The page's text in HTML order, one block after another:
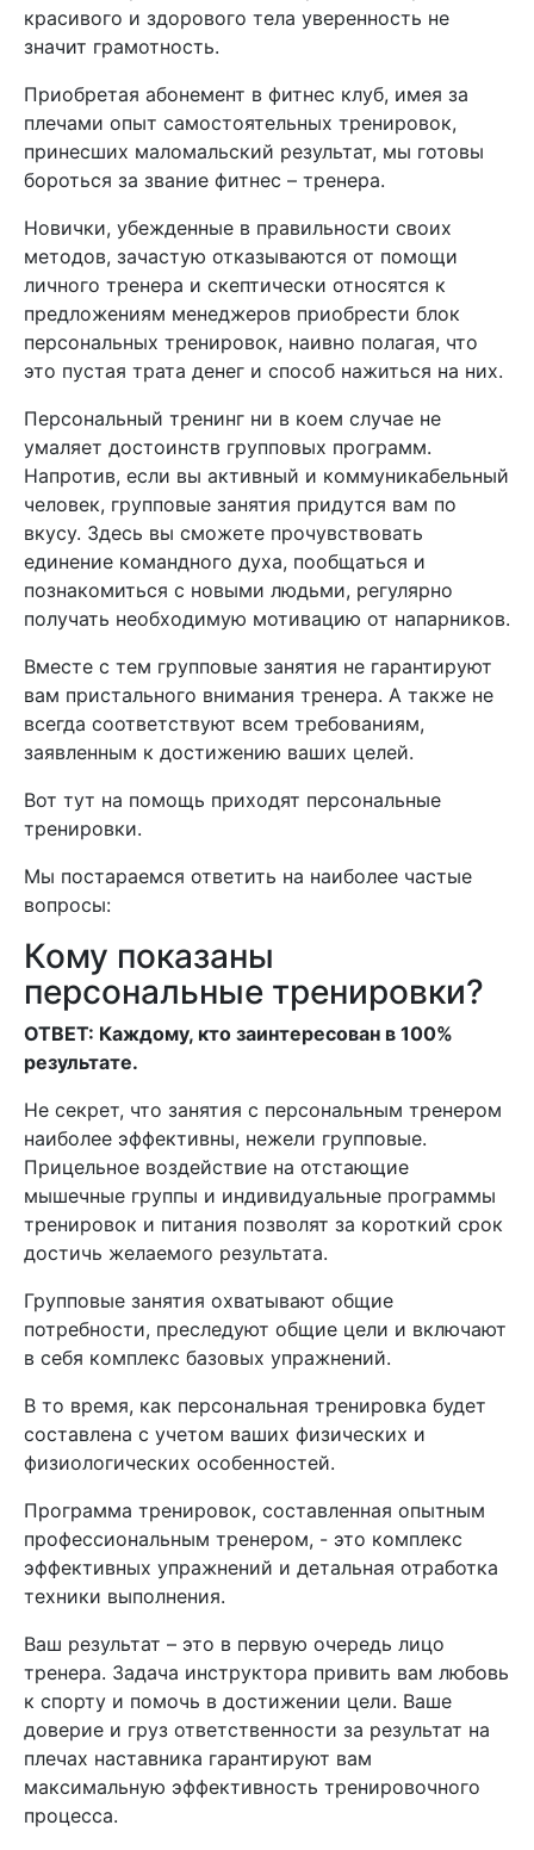
красивого и здорового тела уверенность не
значит грамотность.
Приобретая абонемент в фитнес клуб, имея за
плечами опыт самостоятельных тренировок,
принесших маломальский результат, мы готовы
бороться за звание фитнес – тренера.
Новички, убежденные в правильности своих
методов, зачастую отказываются от помощи
личного тренера и скептически относятся к
предложениям менеджеров приобрести блок
персональных тренировок, наивно полагая, что
это пустая трата денег и способ нажиться на них.
Персональный тренинг ни в коем случае не
умаляет достоинств групповых программ.
Напротив, если вы активный и коммуникабельный
человек, групповые занятия придутся вам по
вкусу. Здесь вы сможете прочувствовать
единение командного духа, пообщаться и
познакомиться с новыми людьми, регулярно
получать необходимую мотивацию от напарников.
Вместе с тем групповые занятия не гарантируют
вам пристального внимания тренера. А также не
всегда соответствуют всем требованиям,
заявленным к достижению ваших целей.
Вот тут на помощь приходят персональные
тренировки.
Мы постараемся ответить на наиболее частые
вопросы:
Кому показаны
персональные тренировки?
ОТВЕТ: Каждому, кто заинтересован в 100%
результате.
Не секрет, что занятия с персональным тренером
наиболее эффективны, нежели групповые.
Прицельное воздействие на отстающие
мышечные группы и индивидуальные программы
тренировок и питания позволят за короткий срок
достичь желаемого результата.
Групповые занятия охватывают общие
потребности, преследуют общие цели и включают
в себя комплекс базовых упражнений.
В то время, как персональная тренировка будет
составлена с учетом ваших физических и
физиологических особенностей.
Программа тренировок, составленная опытным
профессиональным тренером, - это комплекс
эффективных упражнений и детальная отработка
техники выполнения.
Ваш результат – это в первую очередь лицо
тренера. Задача инструктора привить вам любовь
к спорту и помочь в достижении цели. Ваше
доверие и груз ответственности за результат на
плечах наставника гарантируют вам
максимальную эффективность тренировочного
процесса.